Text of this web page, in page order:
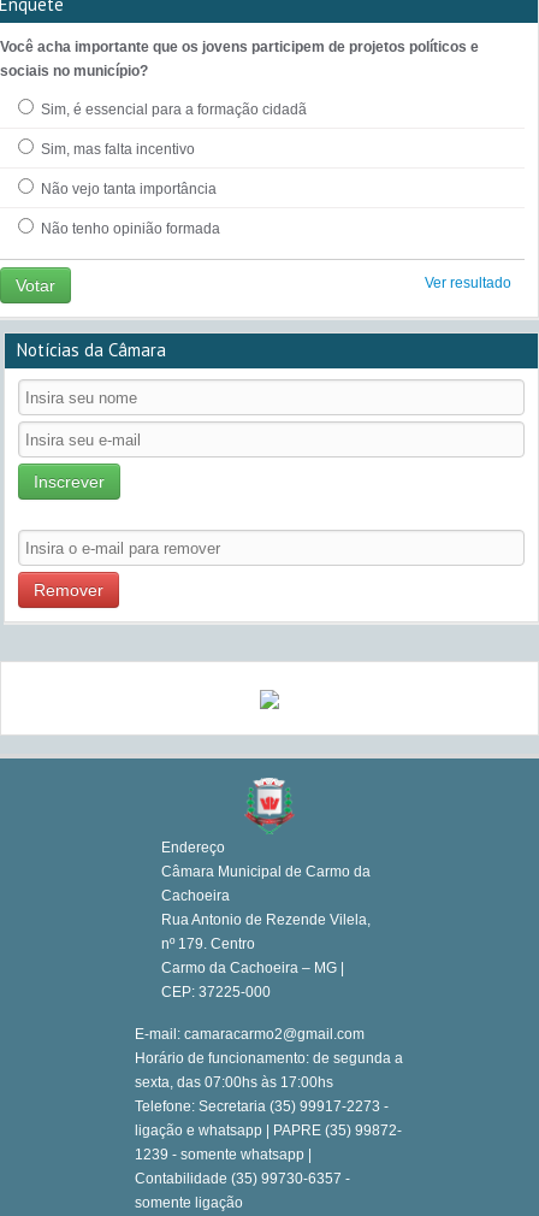
Você acha importante que os jovens participem de projetos políticos e
sociais no município?
Sim, é essencial para a formação cidadã
Sim, mas falta incentivo
Não vejo tanta importância
Não tenho opinião formada
Votar Ver resultado
Notícias da Câmara
Inscrever
Remover
Endereço
Câmara Municipal de Carmo da
Cachoeira
Rua Antonio de Rezende Vilela,
nº 179. Centro
Carmo da Cachoeira – MG |
CEP: 37225-000
E-mail: camaracarmo2@gmail.com
Horário de funcionamento: de segunda a
sexta, das 07:00hs às 17:00hs
Telefone: Secretaria (35) 99917-2273 -
ligação e whatsapp | PAPRE (35) 99872-
1239 - somente whatsapp |
Contabilidade (35) 99730-6357 -
somente ligação